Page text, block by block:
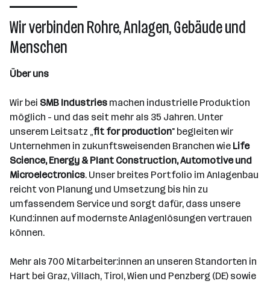
501 - 2500 Mitarbeiter*innen
Hart bei Graz
Wir verbinden Rohre, Anlagen, Gebäude und
Menschen
Über uns
Wir bei SMB Industries machen industrielle Produktion
möglich - und das seit mehr als 35 Jahren. Unter
unserem Leitsatz „fit for production" begleiten wir
Unternehmen in zukunftsweisenden Branchen wie Life
Science, Energy & Plant Construction, Automotive und
Microelectronics. Unser breites Portfolio im Anlagenbau
reicht von Planung und Umsetzung bis hin zu
umfassendem Service und sorgt dafür, dass unsere
Kund:innen auf modernste Anlagenlösungen vertrauen
können.
Mehr als 700 Mitarbeiter:innen an unseren Standorten in
Hart bei Graz, Villach, Tirol, Wien und Penzberg (DE) sowie